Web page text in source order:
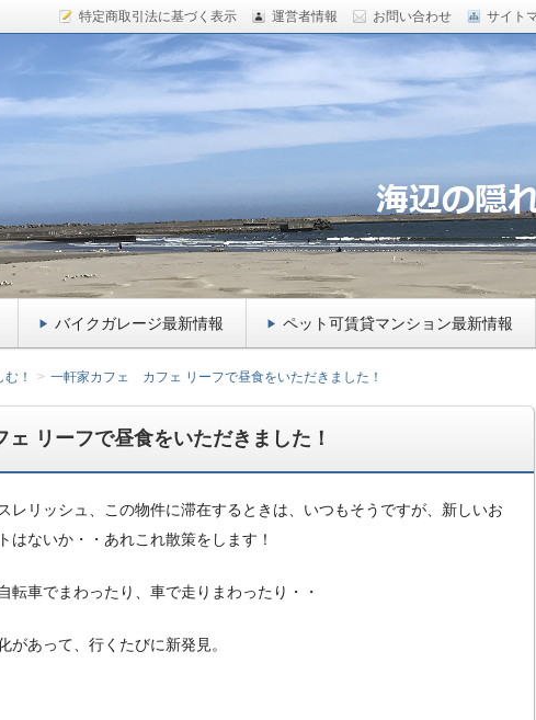
特定商取引法に基づく表示 運営者情報 お問い合わせ サイト
イダー向け千葉県九十九里のガレー
ペットマンションをご紹介！
ハウス、小田急相模原のペットマンション 、バイクガレージ をご紹
愛犬kikiのトイプードルもご紹介！
バイクガレージ最新情報 ペット可賃貸マンション最新情報
！ 一軒家カフェ カフェ リーフで昼食をいただきました！
リーフで昼食をいただきました！
レリッシュ、この物件に滞在するときは、いつもそうですが、新しいお
はないか・・あれこれ散策をします！
転車でまわったり、車で走りまわったり・・
があって、行くたびに新発見。